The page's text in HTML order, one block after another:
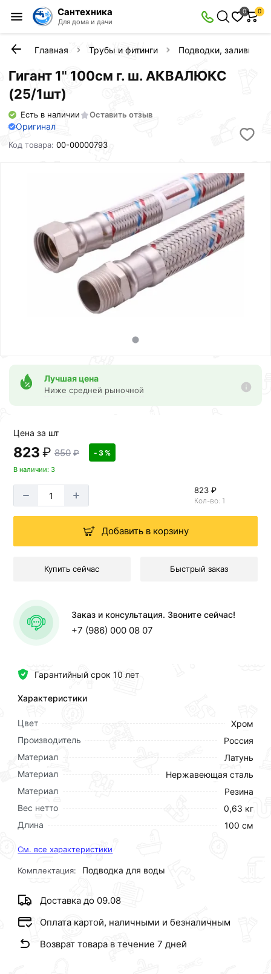
Сантехника
Для дома и дачи
0 0
Главная Трубы и фитинги Подводки, заливы,
Гигант 1" 100см г. ш. АКВАЛЮКС
(25/1шт)
Есть в наличии Оставить отзыв
Оригинал
Код товара:00-00000793
Гарантийный срок 10 лет
Характеристики
Цвет
Хром
Производитель
Россия
Материал
Латунь
Материал
Нержавеющая сталь
Материал
Резина
Вес нетто
0,63 кг
Длина
100 см
См. все характеристики
Комплектация: Подводка для воды
Доставка до 09.08
Оплата картой, наличными и безналичным
Возврат товара в течение 7 дней
Лучшая цена
Ниже средней рыночной
Цена за шт
823 ₽ 850 ₽ - 3 %
В наличии: 3
823 ₽
Кол-во: 1
Добавить в корзину
Купить сейчас Быстрый заказ
Заказ и консультация. Звоните сейчас!
+7 (986) 000 08 07